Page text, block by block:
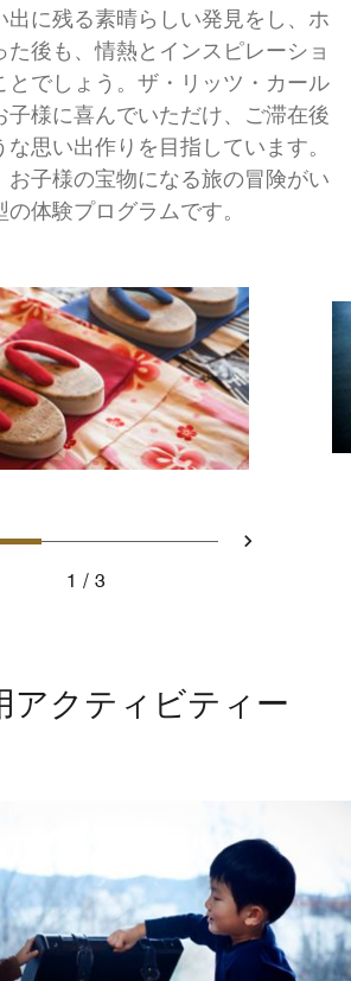
出に残る素晴らしい発見をし、ホ
た後も、情熱とインスピレーショ
とでしょう。ザ・リッツ・カール
子様に喜んでいただけ、ご滞在後
な思い出作りを目指しています。
お子様の宝物になる旅の冒険がい
体験プログラムです。
ライド 1 - Ritz Carlton
スライド 2 - Ritz
スライド 3 -
次へ
1
3
アクティビティー